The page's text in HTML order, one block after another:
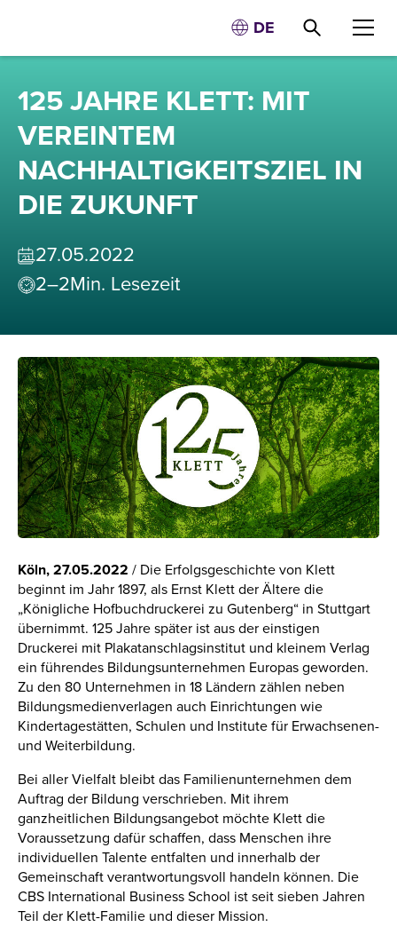
DE
125 JAHRE KLETT: MIT
VEREINTEM
NACHHALTIGKEITSZIEL IN
DIE ZUKUNFT
27.05.2022
2–2Min. Lesezeit
Köln, 27.05.2022 / Die Erfolgsgeschichte von Klett
beginnt im Jahr 1897, als Ernst Klett der Ältere die
„Königliche Hofbuchdruckerei zu Gutenberg“ in Stuttgart
übernimmt. 125 Jahre später ist aus der einstigen
Druckerei mit Plakatanschlagsinstitut und kleinem Verlag
ein führendes Bildungsunternehmen Europas geworden.
Zu den 80 Unternehmen in 18 Ländern zählen neben
Bildungsmedienverlagen auch Einrichtungen wie
Kindertagestätten, Schulen und Institute für Erwachsenen-
und Weiterbildung.
Bei aller Vielfalt bleibt das Familienunternehmen dem
Auftrag der Bildung verschrieben. Mit ihrem
ganzheitlichen Bildungsangebot möchte Klett die
Voraussetzung dafür schaffen, dass Menschen ihre
individuellen Talente entfalten und innerhalb der
Gemeinschaft verantwortungsvoll handeln können. Die
CBS International Business School ist seit sieben Jahren
Teil der Klett-Familie und dieser Mission.